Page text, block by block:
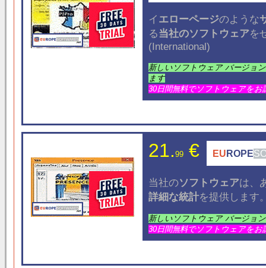
イ エローページのような
る当社のソフトウェアを
(International)
新しいソフトウェア バージョ
ます
30日間無料でソフトウェアをお
21. 99€ EU ROPE
当社のソフトウェアは、
詳細な統計を提供します
新しいソフトウェア バージョ
30日間無料でソフトウェアをお